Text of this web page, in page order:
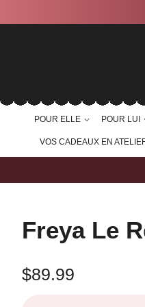
POUR ELLE POUR LUI
VOS CADEAUX EN
Freya Le
$89.99